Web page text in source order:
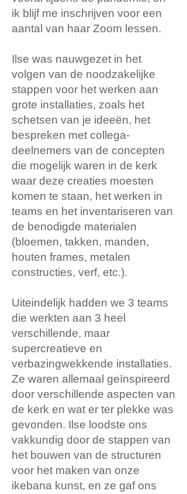
ik blijf me inschrijven voor een
aantal van haar Zoom lessen.
Ilse was nauwgezet in het
volgen van de noodzakelijke
stappen voor het werken aan
grote installaties, zoals het
schetsen van je ideeën, het
bespreken met collega-
deelnemers van de concepten
die mogelijk waren in de kerk
waar deze creaties moesten
komen te staan, het werken in
teams en het inventariseren van
de benodigde materialen
(bloemen, takken, manden,
houten frames, metalen
constructies, verf, etc.).
Uiteindelijk hadden we 3 teams
die werkten aan 3 heel
verschillende, maar
supercreatieve en
verbazingwekkende installaties.
Ze waren allemaal geïnspireerd
door verschillende aspecten van
de kerk en wat er ter plekke was
gevonden. Ilse loodste ons
vakkundig door de stappen van
het bouwen van de structuren
voor het maken van onze
ikebana kunst, en ze gaf ons